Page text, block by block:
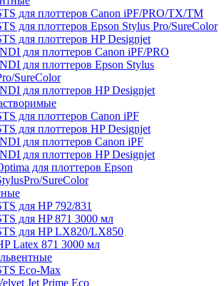
для плоттеров Canon iPF/PRO/TX/ТМ
для плоттеров Epson Stylus Pro/SureColor
для плоттеров HP Designjet
для плоттеров Canon iPF/PRO
для плоттеров Epson Stylus
SureColor
для плоттеров HP Designjet
для плоттеров Canon iPF
для плоттеров HP Designjet
для плоттеров Canon iPF
для плоттеров HP Designjet
для плоттеров Epson
SureColor
для HP 792/831
для HP 871 3000 мл
для HP LX820/LX850
Latex 871 3000 мл
Eco-Max
Jet Prime Eco